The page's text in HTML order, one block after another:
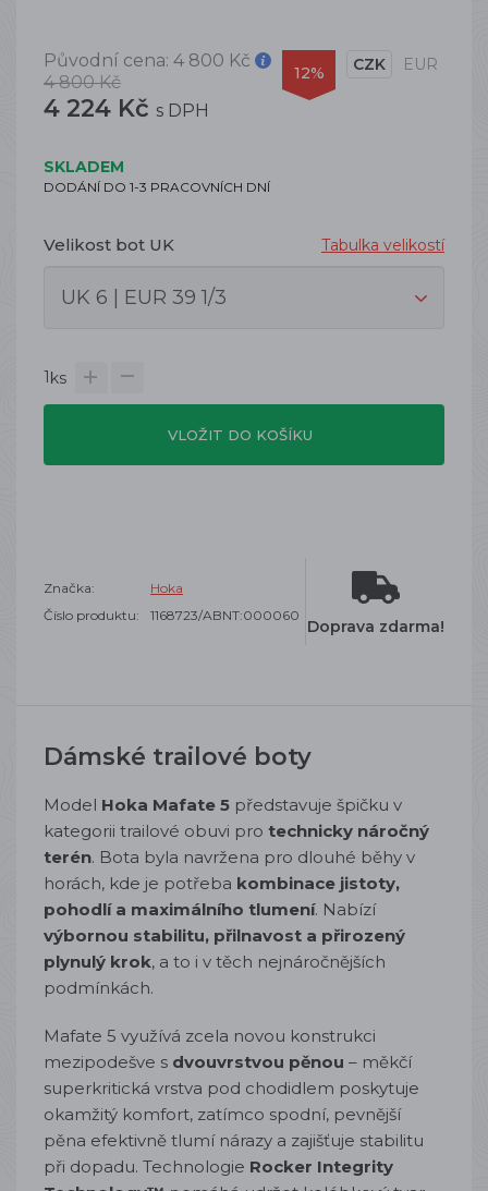
Původní cena: 4 800 Kč
4 800 Kč
4 224 Kč s DPH
12% CZK EUR
SKLADEM
DODÁNÍ DO 1-3 PRACOVNÍCH DNÍ
Velikost bot UK Tabulka velikostí
1ks
VLOŽIT DO KOŠÍKU
Značka:
Hoka
Číslo produktu:
1168723/ABNT:000060
Doprava zdarma!
Dámské trailové boty
Model Hoka Mafate 5 představuje špičku v
kategorii trailové obuvi pro technicky náročný
terén. Bota byla navržena pro dlouhé běhy v
horách, kde je potřeba kombinace jistoty,
pohodlí a maximálního tlumení. Nabízí
výbornou stabilitu, přilnavost a přirozený
plynulý krok, a to i v těch nejnáročnějších
podmínkách.
Mafate 5 využívá zcela novou konstrukci
mezipodešve s dvouvrstvou pěnou – měkčí
superkritická vrstva pod chodidlem poskytuje
okamžitý komfort, zatímco spodní, pevnější
pěna efektivně tlumí nárazy a zajišťuje stabilitu
při dopadu. Technologie Rocker Integrity